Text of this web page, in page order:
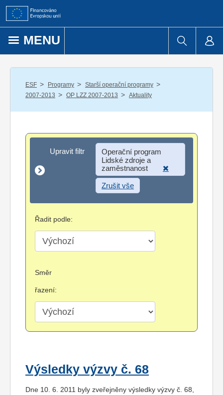
Přejít k obsahu
MENU
ESF / Programy / Starší operační programy /
2007-2013 / OP LZZ 2007-2013 / Aktuality
Upravit filtr
Upravit filtr
Operační program
Lidské zdroje a
zaměstnanost
Zrušit vše
Řadit podle:
Směr
řazení:
Výsledky výzvy č. 68
Dne 10. 6. 2011 byly zveřejněny výsledky výzvy č. 68,